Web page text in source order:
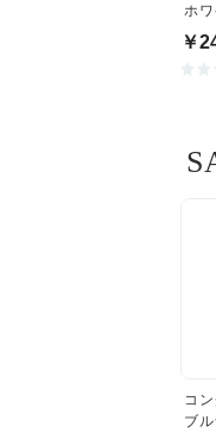
ホワ
￥
コ
ブ